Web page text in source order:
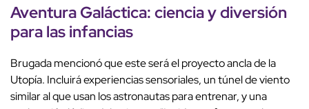
Aventura Galáctica:ciencia y diversión
para lasinfancias
Brugada mencionó que este será el proyecto ancla de la
Utopía. Incluirá experiencias sensoriales, un túnel de viento
similar al que usan los astronautas para entrenar, y una